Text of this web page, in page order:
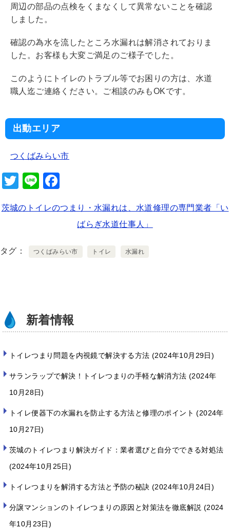
周辺の部品の点検をくまなくして異常ないことを確認
しました。
確認の為水を流したところ水漏れは解消されておりま
した。お客様も大変ご満足のご様子でした。
このようにトイレのトラブル等でお困りの方は、水道
職人迄ご連絡ください。ご相談のみもOKです。
出動エリア
つくばみらい市
T
tt
Li
e c
b
茨城のトイレのつまり・水漏れは、水道修理の専門業者「い
ばらぎ水道仕事人」
タグ つくばみらい市 トイレ 水漏れ
新着情報
トイレつまり問題を内視鏡で解決する方法 2024年10月29日
サランラップで解決！トイレつまりの手軽な解消方法
2024年
10月28日
トイレ便器下の水漏れを防止する方法と修理のポイント 2024年
10月27日
茨城のトイレつまり解決ガイド：業者選びと自分でできる対処法
2024年10月25日
トイレつまりを解消する方法と予防の秘訣 2024年10月24日
分譲マンションのトイレつまりの原因と対策法を徹底解説
2024
年10月23日